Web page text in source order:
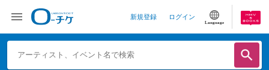
新規登録 ログイン
Language